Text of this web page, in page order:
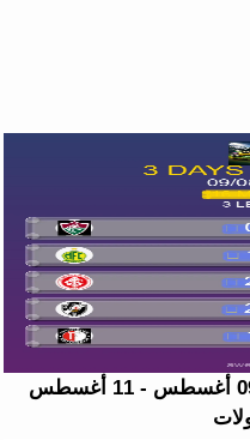
جدول مباريات هذا الأسبوع الأحد 09 أغسطس - 11 أغسطس